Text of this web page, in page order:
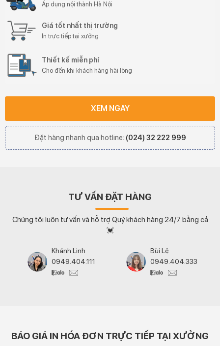
Áp dụng nội thành Hà Nội
Giá tốt nhất thị trường
In trực tiếp tại xưởng
Thiết kế miễn phí
Cho đến khi khách hàng hài lòng
XEM NGAY
Đặt hàng nhanh qua hotline: (024) 32 222 999
TƯ VẤN ĐẶT HÀNG
Chúng tôi luôn tư vấn và hỗ trợ Quý khách hàng 24/7 bằng cả
💓
Khánh Linh
0949.404.111
Bùi Lệ
0949.404.333
BÁO GIÁ IN HÓA ĐƠN TRỰC TIẾP TẠI XƯỞNG